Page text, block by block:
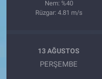
Nem: %40
Rüzgar: 4.81 m/s
13 AĞUSTOS
PERŞEMBE